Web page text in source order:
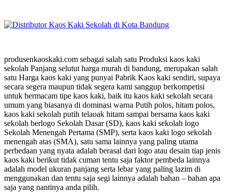
produsenkaoskaki.com sebagai salah satu Produksi kaos kaki
sekolah Panjang selutut harga murah di bandung, merupakan salah
satu Harga kaos kaki yang punyai Pabrik Kaos kaki sendiri, supaya
secara segera maupun tidak segera kami sanggup berkompetisi
untuk bermacam tipe kaos kaki, baik itu kaos kaki sekolah secara
umum yang biasanya di dominasi warna Putih polos, hitam polos,
kaos kaki sekolah putih telaoak hitam sampai bersama kaos kaki
sekolah berlogo Sekolah Dasar (SD), kaos kaki sekolah logo
Sekolah Menengah Pertama (SMP), serta kaos kaki logo sekolah
menengah atas (SMA), satu sama lainnya yang paling utama
perbedaan yang nyata adalah berasal dari logo atau desain tiap jenis
kaos kaki berikut tidak cuman tentu saja faktor pembeda lainnya
adalah model ukuran panjang serta lebar yang paling lazim di
menggunakan dan tentu saja segi lainnya adalah bahan – bahan apa
saja yang nantinya anda pilih.